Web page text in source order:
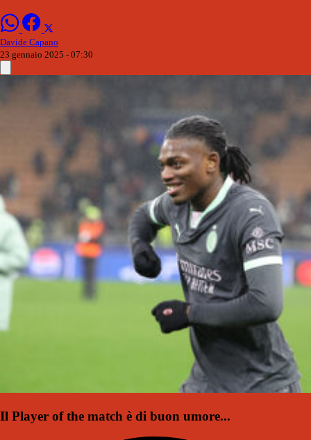
Davide Capano
23 gennaio 2025 - 07:30
Il Player of the match è di buon umore...